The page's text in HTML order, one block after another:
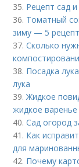
35. Рецепт сад
36. Томатный
зиму — 5
37.Сколько
38. Посадка
лука
39.Жидкое
жидкое
40.Сад огород
41. Как
для
42. Почему